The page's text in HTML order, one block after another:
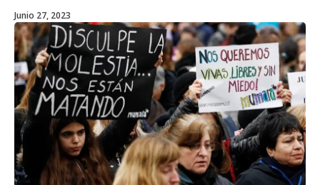
Junio 27, 2023